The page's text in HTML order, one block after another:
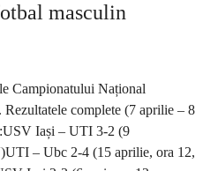
masculin
Campionatului Național
complete (7 aprilie – 8
Iași – UTI 3-2 (9
– Ubc 2-4 (15 aprilie, ora 12,